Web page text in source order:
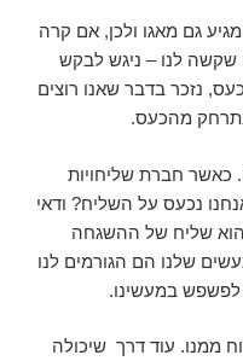
גם מאגו ולכן, אם קרה
שקשה לנו – ניגש לבקש
נזכר בדבר שאנו רוצים
מהכעס.
כאשר חברת שליחויות
נכעס על השליח? ודאי
הוא שליח של ההשגחה
שלנו הם הגורמים לנו
לפשפש במעשינו.
ממנו. עוד דרך שיכולה